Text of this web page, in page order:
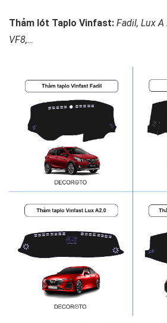
Thảm lót Taplo Vinfast: Fadil, Lux A
VF8,…